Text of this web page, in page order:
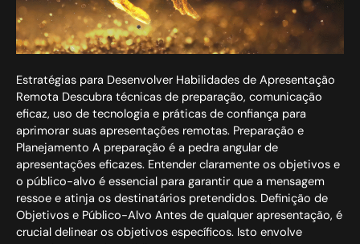
Estratégias para Desenvolver Habilidades de Apresentação
Remota Descubra técnicas de preparação, comunicação
eficaz, uso de tecnologia e práticas de confiança para
aprimorar suas apresentações remotas. Preparação e
Planejamento A preparação é a pedra angular de
apresentações eficazes. Entender claramente os objetivos e
o público-alvo é essencial para garantir que a mensagem
ressoe e atinja os destinatários pretendidos. Definição de
Objetivos e Público-Alvo Antes de qualquer apresentação, é
crucial delinear os objetivos específicos. Isto envolve